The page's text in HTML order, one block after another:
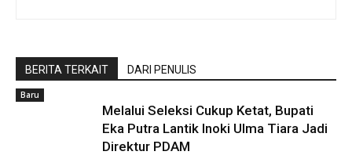
BERITA TERKAIT DARI PENULIS
Baru
Melalui Seleksi Cukup Ketat, Bupati
Eka Putra Lantik Inoki Ulma Tiara Jadi
Direktur PDAM